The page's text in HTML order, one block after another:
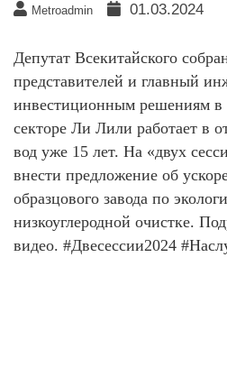
Metroadmin 01.03.2024
Депутат Всекитайского
представителей и главный
инвестиционным решениям в
секторе Ли Лили работает в
вод уже 15 лет. На «двух
внести предложение об
образцового завода по
низкоуглеродной очистке.
видео. #Двесессии2024